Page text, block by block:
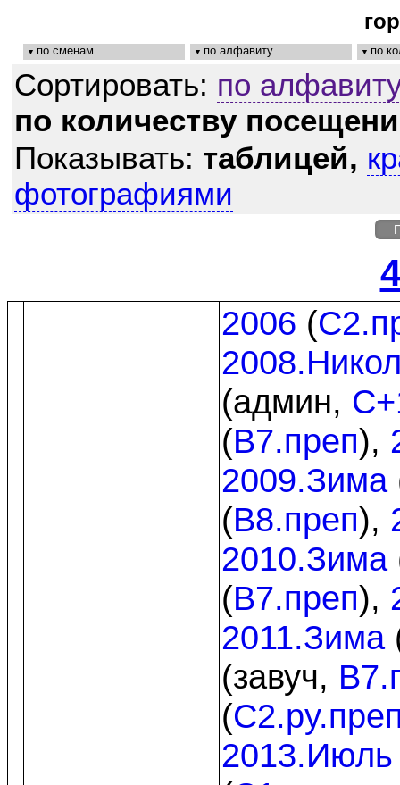
по сменам по алфавиту по
Сортировать: по алфавиту
по количеству
Показывать: таблицей,
фотографиями
2006 (
(админ,
(B7.преп),
2009.Зима
(B8.преп),
2010.Зима
(B7.преп),
2011.Зима
(завуч,
(
2013.Июль